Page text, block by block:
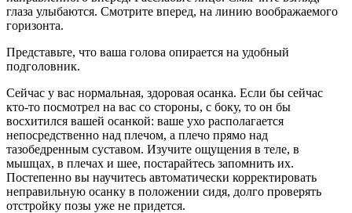
глаза улыбаются. Смотрите вперед, на линию воображаемого
горизонта.
Представьте, что ваша голова опирается на удобный
подголовник.
Сейчас у вас нормальная, здоровая осанка. Если бы сейчас
кто-то посмотрел на вас со стороны, с боку, то он бы
восхитился вашей осанкой: ваше ухо располагается
непосредственно над плечом, а плечо прямо над
тазобедренным суставом. Изучите ощущения в теле, в
мышцах, в плечах и шее, постарайтесь запомнить их.
Постепенно вы научитесь автоматически корректировать
неправильную осанку в положении сидя, долго проверять
отстройку позы уже не придется.